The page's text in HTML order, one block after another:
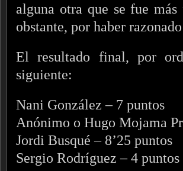
alguna otra que se fue
obstante, por haber
El resultado final, por
siguiente:
Nani González – 7 puntos
Anónimo o Hugo Mojama
Jordi Busqué – 8’25 puntos
Sergio Rodríguez – 4 puntos